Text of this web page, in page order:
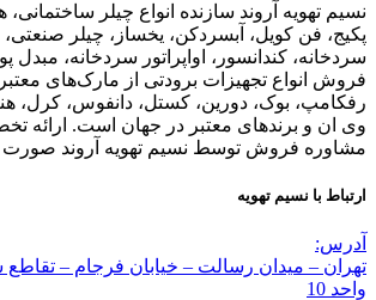
نسیم تهویه آروند سازنده انواع چیلر ساختمانی،
پکیج، فن کویل، آبسردکن، یخساز، چیلر
سردخانه، کندانسور، اواپراتور سردخانه، مبدل
فروش انواع تجهیزات برودتی از مارک‌های معتبر
رفکامپ، بوک، دورین، کستل، دانفوس، کرل،
وی ان و برندهای معتبر در جهان است. ارائه
مشاوره فروش توسط نسیم تهویه آروند صورت
ارتباط با نسیم تهویه
آدرس:
واحد 10